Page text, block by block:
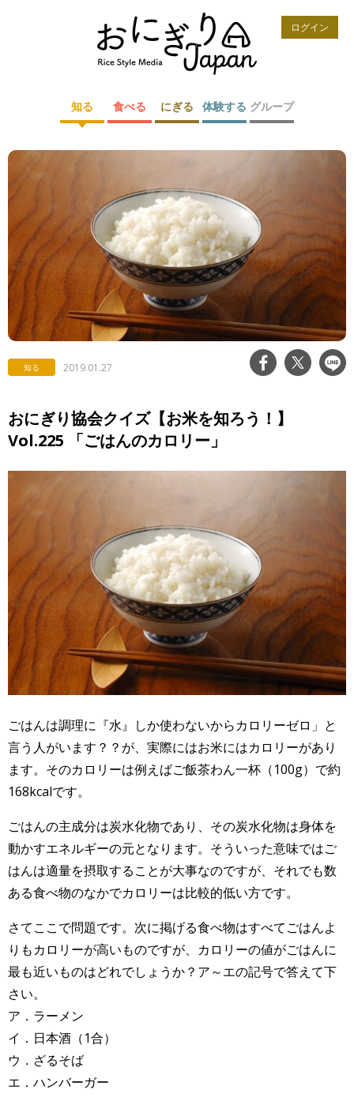
ログイン
知る 食べる にぎる 体験する グループ
知る 2019.01.27
おにぎり協会クイズ【お米を知ろう！】
Vol.225 「ごはんのカロリー」
ごはんは調理に『水』しか使わないからカロリーゼロ」と
言う人がいます？？が、実際にはお米にはカロリーがあり
ます。そのカロリーは例えばご飯茶わん一杯（100g）で約
168kcalです。
ごはんの主成分は炭水化物であり、その炭水化物は身体を
動かすエネルギーの元となります。そういった意味ではご
はんは適量を摂取することが大事なのですが、それでも数
ある食べ物のなかでカロリーは比較的低い方です。
さてここで問題です。次に掲げる食べ物はすべてごはんよ
りもカロリーが高いものですが、カロリーの値がごはんに
最も近いものはどれでしょうか？ア～エの記号で答えて下
さい。
ア．ラーメン
イ．日本酒（1合）
ウ．ざるそば
エ．ハンバーガー